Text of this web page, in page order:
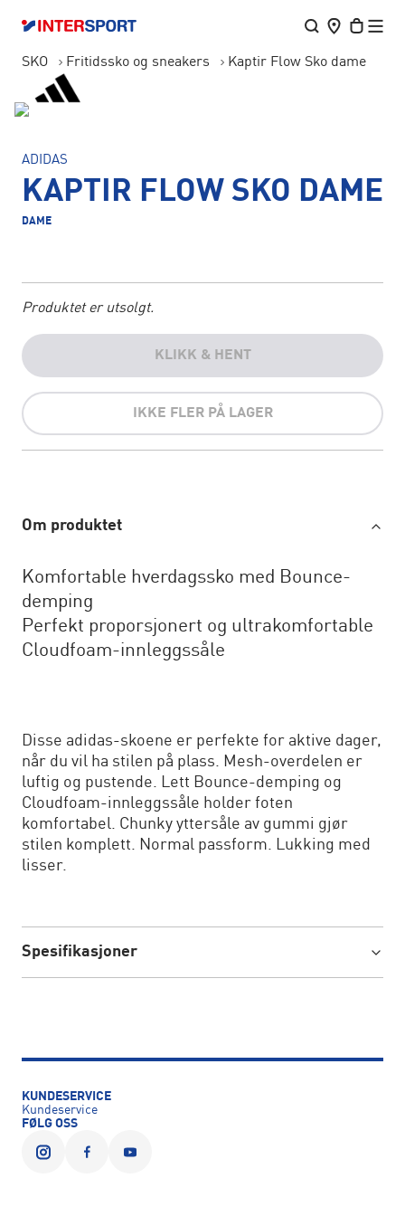
SKO Fritidssko og sneakers Kaptir Flow Sko dame
ADIDAS
KAPTIR FLOW SKO DAME
DAME
Produktet er utsolgt.
KLIKK & HENT
IKKE FLER PÅ LAGER
Om produktet
Komfortable hverdagssko med Bounce-
demping
Perfekt proporsjonert og ultrakomfortable
Cloudfoam-innleggssåle
Disse adidas-skoene er perfekte for aktive dager,
når du vil ha stilen på plass. Mesh-overdelen er
luftig og pustende. Lett Bounce-demping og
Cloudfoam-innleggssåle holder foten
komfortabel. Chunky yttersåle av gummi gjør
stilen komplett. Normal passform. Lukking med
lisser.
Spesifikasjoner
KUNDESERVICE
Kundeservice
FØLG OSS